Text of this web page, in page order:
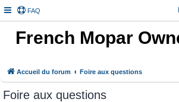
FAQ
French Mopar
Accueil du forum Foire aux questions
Foire aux questions